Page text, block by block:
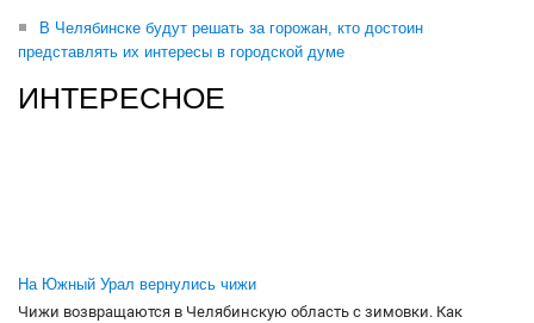
В Челябинске будут решать за горожан, кто достоин
представлять их интересы в городской думе
ИНТЕРЕСНОЕ
На Южный Урал вернулись чижи
Чижи возвращаются в Челябинскую область с зимовки. Как